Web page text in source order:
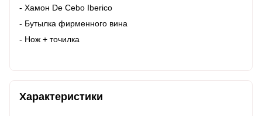
- Хамон De Cebo Iberico
- Бутылка фирменного вина
- Нож + точилка
Характеристики